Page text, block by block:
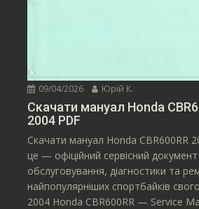
09/04/2026 Юрій К.
Скачати мануал Honda
2004 PDF
Скачати мануал Honda CBR600RR
це — офіційний сервісний
обслуговування, діагностики та
найпопулярніших спортбайків
2004 Honda CBR600RR — Service